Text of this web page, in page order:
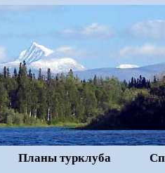
Планы турклуба